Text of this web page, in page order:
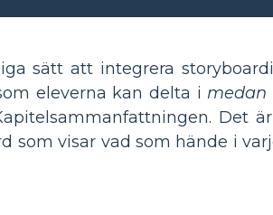
sätt att integrera
eleverna kan delta i medan
Det
som visar vad som hände i